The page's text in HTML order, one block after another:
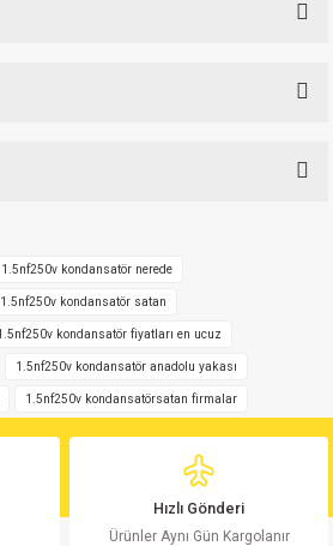
öneri formunu kullanarak tarafımıza
daha pahalı.
olmalı.
1.5nf250v kondansatör nerede
1.5nf250v kondansatör satan
kondansatör fiyatları en ucuz
1.5nf250v kondansatör anadolu yakası
1.5nf250v kondansatörsatan firmalar
Hızlı Gönderi
Ürünler Aynı Gün Kargolanır